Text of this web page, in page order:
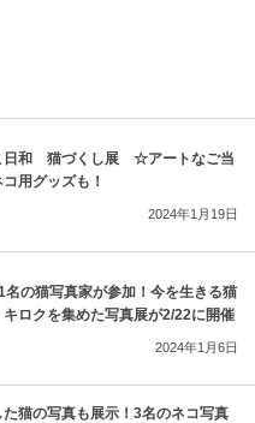
和 猫づくし展 ☆アートなご当
用グッズも！
2024年1月19日
名の猫写真家が参加！今を生きる猫
ロクを集めた写真展が2/22に開催
2024年1月6日
猫の写真も展示！3名のネコ写真